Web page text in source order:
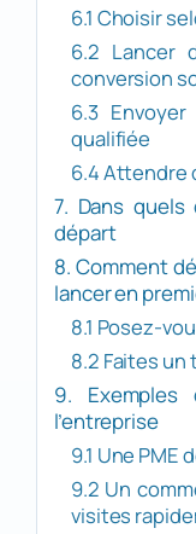
6.1 Choisir
6.2 Lancer
conversion
6.3
qualifiée
6.4 Attendre
7. Dans
départ
8. Comment
lancer en
8.1 Posez-
8.2 Faites
9.
l’entreprise
9.1 Une PME
9.2 Un
visites